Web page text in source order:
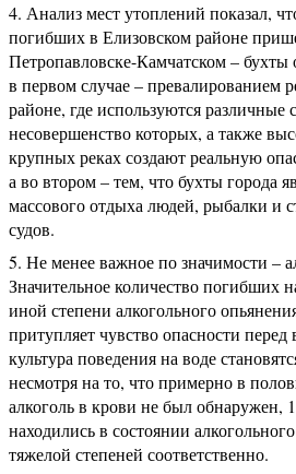
Анализ мест утоплений показал,
погибших в Елизовском районе
Петропавловске-Камчатском – бухты
в первом случае – превалированием
районе, где используются различные
несовершенство которых, а также
крупных реках создают реальную
а во втором – тем, что бухты города
массового отдыха людей, рыбалки и
судов.
Не менее важное по значимости –
Значительное количество погибших
иной степени алкогольного
притупляет чувство опасности
культура поведения на воде
несмотря на то, что примерно в
алкоголь в крови не был обнаружен,
находились в состоянии
тяжелой степеней соответственно.